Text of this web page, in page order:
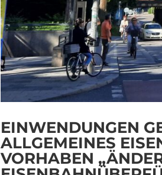
EINWENDUNGEN
ALLGEMEINES
VORHABEN